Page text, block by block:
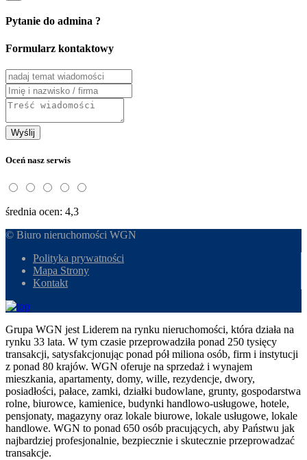
Pytanie do admina ?
Formularz kontaktowy
Wyślij
Oceń nasz serwis
średnia ocen: 4,3
© Biuro nieruchomości WGN
Polityka prywatności
Mapa Strony
Kontakt
Grupa WGN jest Liderem na rynku nieruchomości, która działa na
rynku 33 lata. W tym czasie przeprowadziła ponad 250 tysięcy
transakcji, satysfakcjonując ponad pół miliona osób, firm i instytucji
z ponad 80 krajów. WGN oferuje na sprzedaż i wynajem
mieszkania, apartamenty, domy, wille, rezydencje, dwory,
posiadłości, pałace, zamki, działki budowlane, grunty, gospodarstwa
rolne, biurowce, kamienice, budynki handlowo-usługowe, hotele,
pensjonaty, magazyny oraz lokale biurowe, lokale usługowe, lokale
handlowe. WGN to ponad 650 osób pracujących, aby Państwu jak
najbardziej profesjonalnie, bezpiecznie i skutecznie przeprowadzać
transakcje.